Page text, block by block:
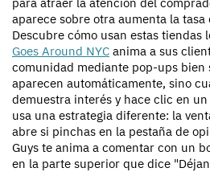
aparece sobre otra aumenta la tasa
Descubre cómo usan estas tiendas
Goes Around NYC anima a sus
comunidad mediante pop-ups bien
aparecen automáticamente, sino
demuestra interés y hace clic en
usa una estrategia diferente: la
abre si pinchas en la pestaña de
Guys te anima a comentar con un
en la parte superior que dice